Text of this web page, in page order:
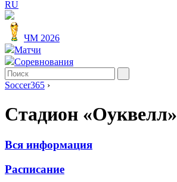
RU
ЧМ 2026
Матчи
Соревнования
Soccer365 ›
Стадион «Оуквелл»
Вся информация
Расписание